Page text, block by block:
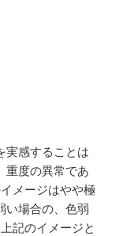
実感することは
重度の異常であ
メージはやや極
い場合の、色弱
記のイメージと